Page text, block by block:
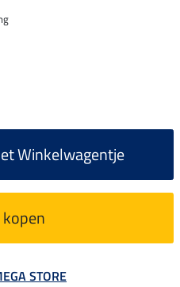
Winkelwagentje
STORE